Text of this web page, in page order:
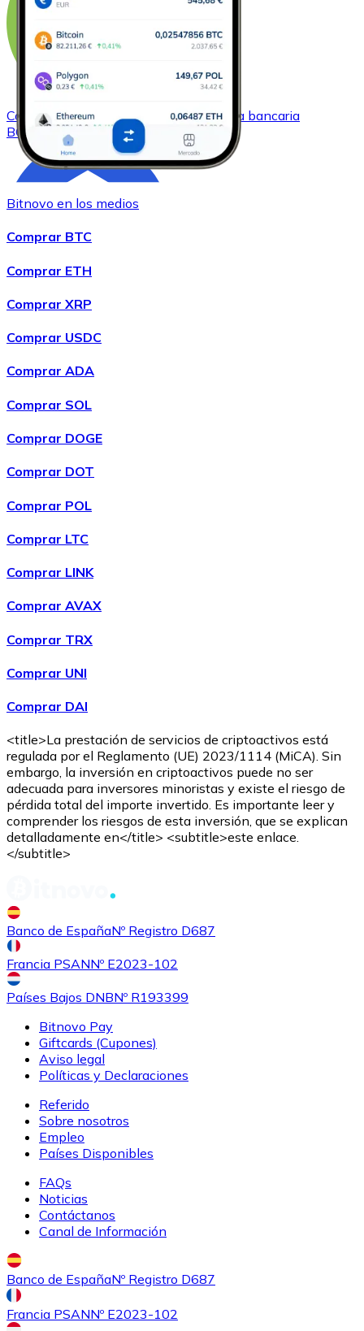
ComprarBitcoin Cashcon transferencia bancaria
BCH
ComprarChainlink
LINK
ComprarWrapped Bitcoin
ComprarAvalanche
Comprar
SHIB
ComprarUniswap
UNI
Comprar
ETC
Bitnovo en los medios
Comprar BTC
Comprar ETH
Comprar XRP
Comprar USDC
Comprar ADA
Comprar SOL
Comprar DOGE
Comprar DOT
Comprar POL
Comprar LTC
Comprar LINK
Comprar AVAX
Comprar TRX
Comprar UNI
Comprar DAI
<title>La prestación de servicios de criptoactivos está
regulada por el Reglamento (UE) 2023/1114 (MiCA). Sin
embargo, la inversión en criptoactivos puede no ser
adecuada para inversores minoristas y existe el riesgo de
pérdida total del importe invertido. Es importante leer y
comprender los riesgos de esta inversión, que se explican
detalladamente en</title> <subtitle>este enlace.
</subtitle>
Banco de EspañaNº Registro D687
Francia PSANNº E2023-102
Países Bajos DNBNº R193399
Bitnovo Pay
Giftcards (Cupones)
Aviso legal
Políticas y Declaraciones
Referido
Sobre nosotros
Empleo
Países Disponibles
FAQs
Noticias
Contáctanos
Canal de Información
Banco de EspañaNº Registro D687
Francia PSANNº E2023-102